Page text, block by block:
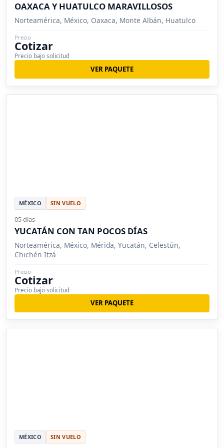
OAXACA Y HUATULCO MARAVILLOSOS
Norteamérica, México, Oaxaca, Monte Albán, Huatulco
Precio
Cotizar
Precio bajo solicitud
VER PAQUETE
MÉXICO SIN VUELO
05 días
YUCATÁN CON TAN POCOS DÍAS
Norteamérica, México, Mérida, Yucatán, Celestún,
Chichén Itzá
Precio
Cotizar
Precio bajo solicitud
VER PAQUETE
MÉXICO SIN VUELO